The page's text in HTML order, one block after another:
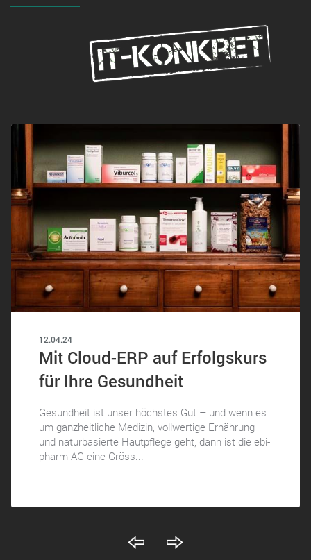
12.04.24
Mit Cloud-ERP auf Erfolgskurs
für Ihre Gesundheit
Gesundheit ist unser höchstes Gut – und wenn es
um ganzheitliche Medizin, vollwertige Ernährung
und naturbasierte Hautpflege geht, dann ist die ebi-
pharm AG eine Gröss...